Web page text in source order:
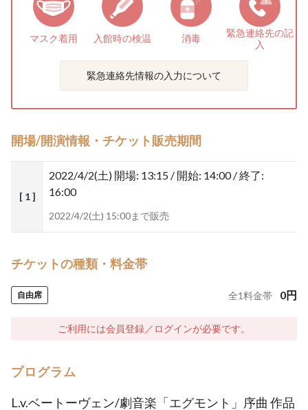
マスク着用 入館時の検温 消毒 緊急連絡先の記
入
緊急連絡先情報の入力について
開場/開演情報・チケット販売期間
[ 1 ]
2022/4/2(土) 開場: 13:15 / 開始: 14:00 / 終了:
16:00
2022/4/2(土) 15:00まで販売
チケットの種類・料金帯
自由席 全1料金帯 0円
ご利用には会員登録／ログインが必要です。
プログラム
L.v.ベートーヴェン/劇音楽「エグモント」序曲 作品